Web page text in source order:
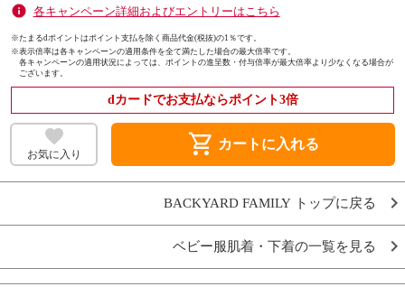
各キャンペーン詳細およびエントリーはこちら
※たまるdポイントはポイント支払を除く商品代金(税抜)の1％です。
※表示倍率は各キャンペーンの適用条件を全て満たした場合の最大倍率です。
各キャンペーンの適用状況によっては、ポイントの進呈数・付与倍率が最大倍率より少なくなる場合が
ございます。
dカードでお支払ならポイント3倍
お気に入り shopping_cart カートに入れる
BACKYARD FAMILY トップに戻る
ベビー服肌着・下着の一覧を見る